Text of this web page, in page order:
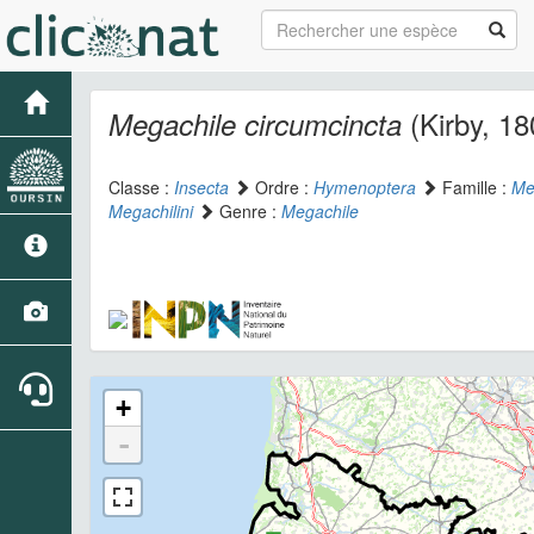
Megachile circumcincta (Kirby,
Classe : Insecta Ordre : Hymenoptera Famille :
Megachilini
Genre : Megachile
+
-